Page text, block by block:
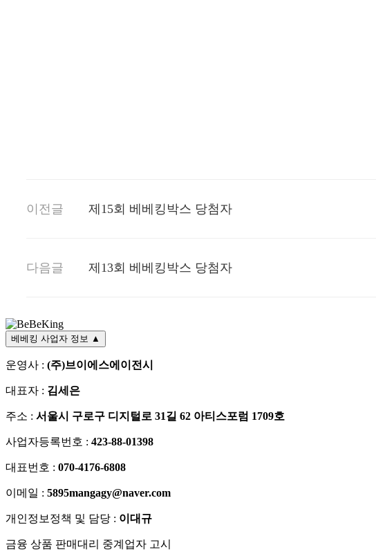
이전글 제15회 베베킹박스 당첨자
다음글 제13회 베베킹박스 당첨자
베베킹 사업자 정보 ▲
운영사 : (주)브이에스에이전시
대표자 : 김세은
주소 : 서울시 구로구 디지털로 31길 62 아티스포럼 1709호
사업자등록번호 : 423-88-01398
대표번호 : 070-4176-6808
이메일 : 5895mangagy@naver.com
개인정보정책 및 담당 : 이대규
금융 상품 판매대리 중계업자 고시